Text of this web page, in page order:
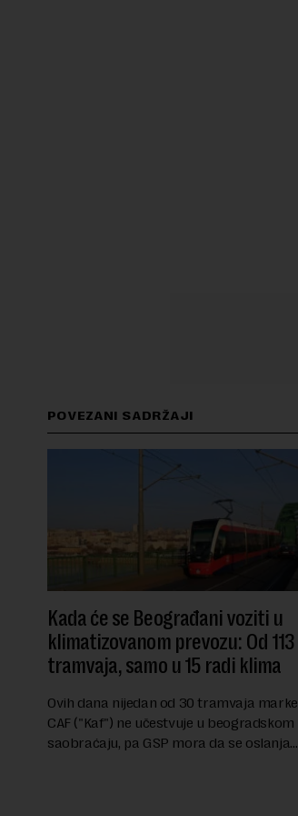
POVEZANI SADRŽAJI
Kada će se Beograđani voziti u
klimatizovanom prevozu: Od 113
tramvaja, samo u 15 radi klima
Ovih dana nijedan od 30 tramvaja marke
CAF ("Kaf") ne učestvuje u beogradskom
saobraćaju, pa GSP mora da se oslanja